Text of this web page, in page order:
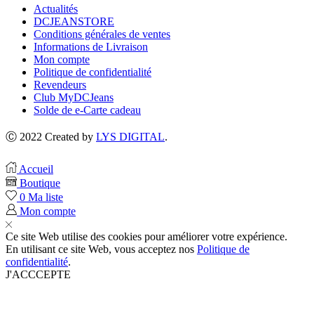
Actualités
DCJEANSTORE
Conditions générales de ventes
Informations de Livraison
Mon compte
Politique de confidentialité
Revendeurs
Club MyDCJeans
Solde de e-Carte cadeau
Ⓒ 2022 Created by LYS DIGITAL.
Accueil
Boutique
0 Ma liste
Mon compte
Ce site Web utilise des cookies pour améliorer votre expérience.
En utilisant ce site Web, vous acceptez nos Politique de
confidentialité.
J'ACCCEPTE